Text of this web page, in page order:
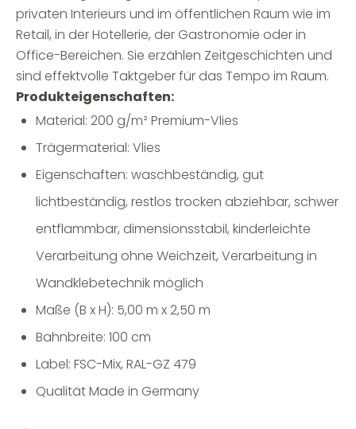
privaten Interieurs und im öffentlichen Raum wie im
Retail, in der Hotellerie, der Gastronomie oder in
Office-Bereichen. Sie erzählen Zeitgeschichten und
sind effektvolle Taktgeber für das Tempo im Raum.
Produkteigenschaften:
Material: 200 g/m² Premium-Vlies
Trägermaterial: Vlies
Eigenschaften: waschbeständig, gut
lichtbeständig, restlos trocken abziehbar, schwer
entflammbar, dimensionsstabil, kinderleichte
Verarbeitung ohne Weichzeit, Verarbeitung in
Wandklebetechnik möglich
Maße (B x H): 5,00 m x 2,50 m
Bahnbreite: 100 cm
Label: FSC-Mix, RAL-GZ 479
Qualität Made in Germany